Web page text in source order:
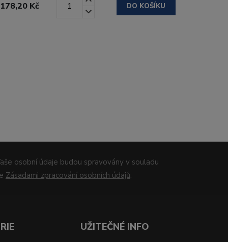
178,20 Kč DO KOŠÍKU
osobní údaje budou spravovány v souladu
Zásadami zpracování osobních údajů.
UŽITEČNÉ INFO